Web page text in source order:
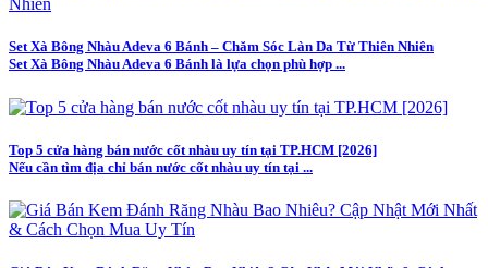
Set Xà Bông Nhàu Adeva 6 Bánh – Chăm Sóc Làn Da Từ Thiên Nhiên
Set Xà Bông Nhàu Adeva 6 Bánh là lựa chọn phù hợp ...
Top 5 cửa hàng bán nước cốt nhàu uy tín tại TP.HCM [2026]
Nếu cần tìm địa chỉ bán nước cốt nhàu uy tín tại ...